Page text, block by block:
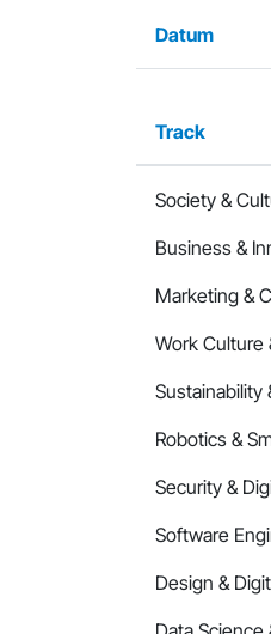
Datum
Track
Society &
Business &
Marketing &
Work Culture
Sustainability
Robotics &
Security &
Software
Design &